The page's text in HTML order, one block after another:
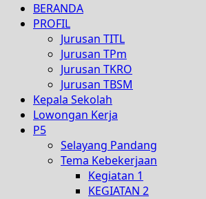
BERANDA
PROFIL
Jurusan TITL
Jurusan TPm
Jurusan TKRO
Jurusan TBSM
Kepala Sekolah
Lowongan Kerja
P5
Selayang Pandang
Tema Kebekerjaan
Kegiatan 1
KEGIATAN 2